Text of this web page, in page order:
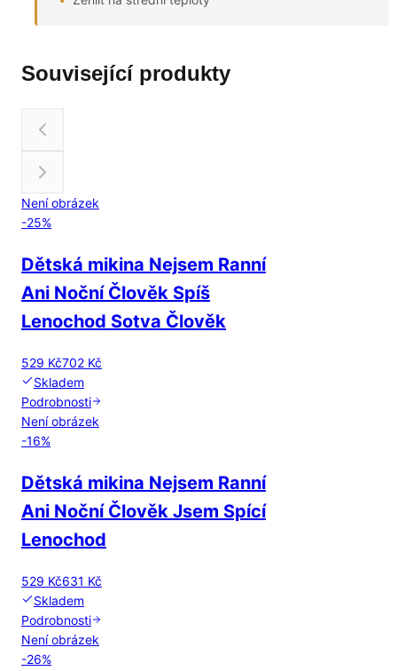
Související produkty
Není obrázek
-25%
Dětská mikina Nejsem Ranní
Ani Noční Člověk Spíš
Lenochod Sotva Člověk
529 Kč702 Kč
Skladem
Podrobnosti
Není obrázek
-16%
Dětská mikina Nejsem Ranní
Ani Noční Člověk Jsem Spící
Lenochod
529 Kč631 Kč
Skladem
Podrobnosti
Není obrázek
-26%